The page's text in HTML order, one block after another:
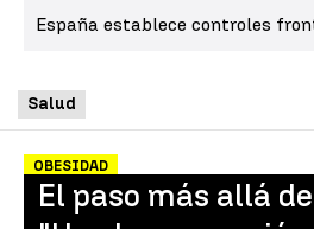
España establece controles
Salud
OBESIDAD
El paso más allá